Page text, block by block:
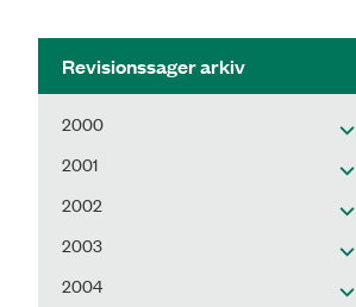
Revisionssager arkiv
2000
2001
2002
2003
2004